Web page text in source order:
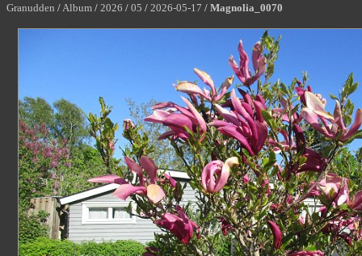
Granudden /Album / 2026 / 05 / 2026-05-17 / Magnolia_0070